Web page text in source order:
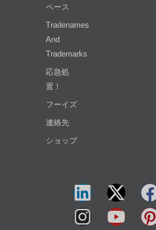
ペース
Tradenames
And
Trademarks
応急処
置！
フーイズ
連絡先
ショップ